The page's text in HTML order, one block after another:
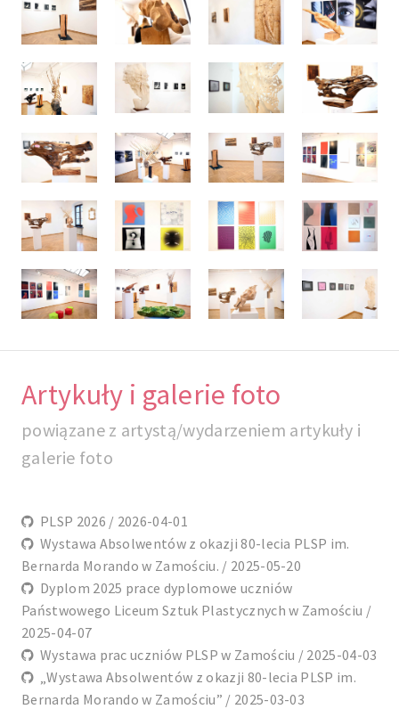
Artykuły i galerie foto
powiązane z artystą/wydarzeniem artykuły i
galerie foto
PLSP 2026 / 2026-04-01
Wystawa Absolwentów z okazji 80-lecia PLSP im.
Bernarda Morando w Zamościu. / 2025-05-20
Dyplom 2025 prace dyplomowe uczniów
Państwowego Liceum Sztuk Plastycznych w Zamościu /
2025-04-07
Wystawa prac uczniów PLSP w Zamościu / 2025-04-03
„Wystawa Absolwentów z okazji 80-lecia PLSP im.
Bernarda Morando w Zamościu” / 2025-03-03